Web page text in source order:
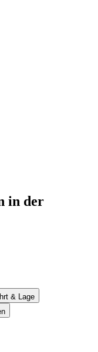
in der
& Lage